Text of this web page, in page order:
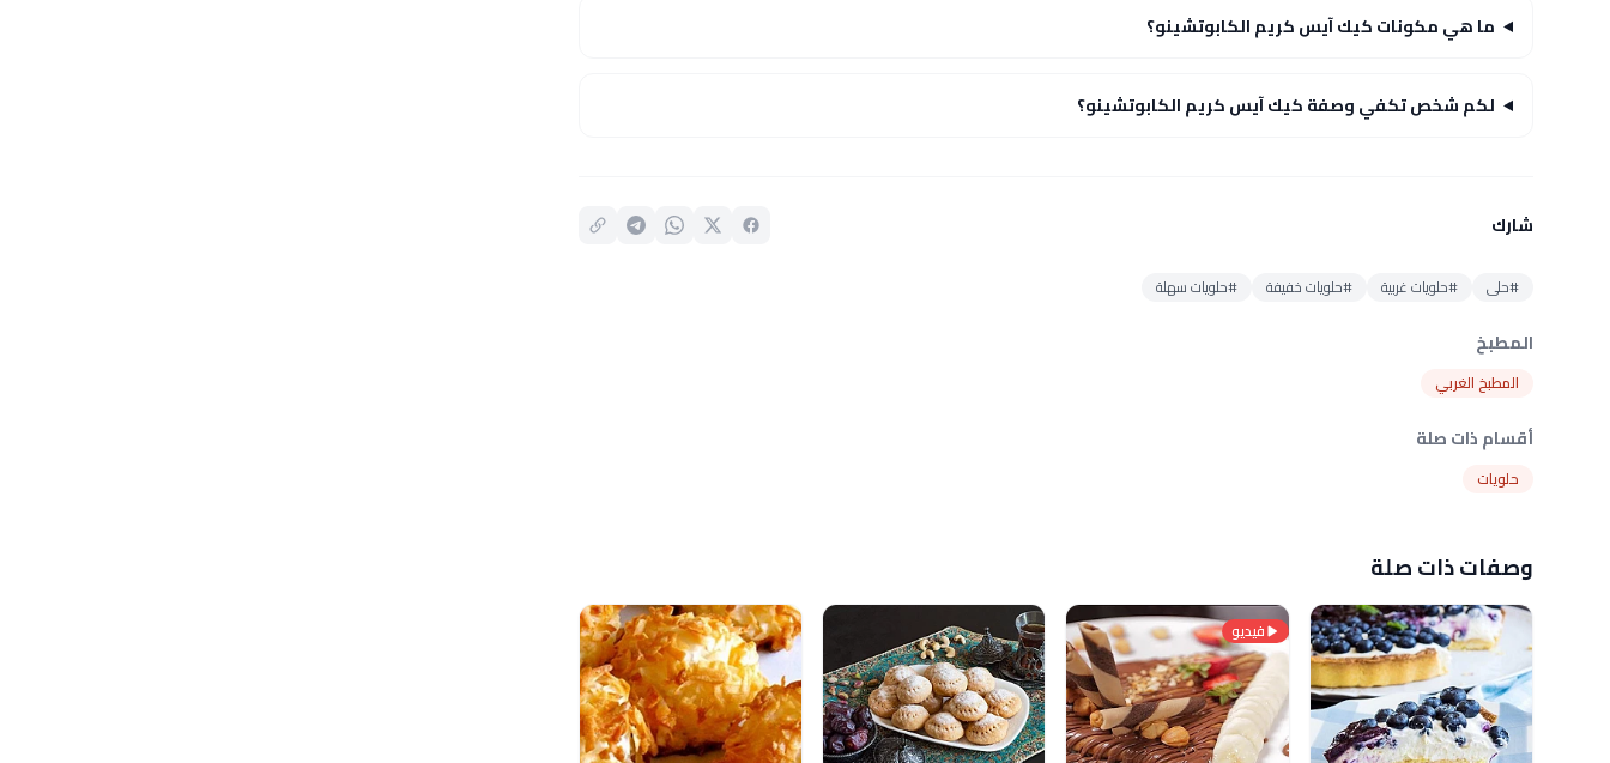
ما هي مكونات كيك آيس كريم الكابوتشينو؟
لكم شخص تكفي وصفة كيك آيس كريم الكابوتشينو؟
شارك
#حلى #حلويات غربية #حلويات خفيفة #حلويات سهلة
المطبخ
المطبخ الغربي
أقسام ذات صلة
حلويات
وصفات ذات صلة
فيديو